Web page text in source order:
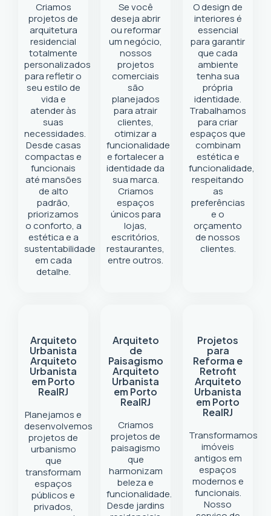
Criamos
projetos de
arquitetura
residencial
totalmente
personalizados
para refletir o
seu estilo de
vida e
atender às
suas
necessidades.
Desde casas
compactas e
funcionais
até mansões
de alto
padrão,
priorizamos
o conforto, a
estética e a
sustentabilidade
em cada
detalhe.
Se você
deseja abrir
ou reformar
um negócio,
nossos
projetos
comerciais
são
planejados
para atrair
clientes,
otimizar a
funcionalidade
e fortalecer a
identidade da
sua marca.
Criamos
espaços
únicos para
lojas,
escritórios,
restaurantes,
entre outros.
O design de
interiores é
essencial
para garantir
que cada
ambiente
tenha sua
própria
identidade.
Trabalhamos
para criar
espaços que
combinam
estética e
funcionalidade,
respeitando
as
preferências
e o
orçamento
de nossos
clientes.
Arquiteto
Urbanista
Arquiteto
Urbanista
em Porto
RealRJ
Planejamos e
desenvolvemos
projetos de
urbanismo
que
transformam
espaços
públicos e
privados,
Arquiteto
de
Paisagismo
Arquiteto
Urbanista
em Porto
RealRJ
Criamos
projetos de
paisagismo
que
harmonizam
beleza e
funcionalidade.
Desde jardins
Projetos
para
Reforma e
Retrofit
Arquiteto
Urbanista
em Porto
RealRJ
Transformamos
imóveis
antigos em
espaços
modernos e
funcionais.
Nosso